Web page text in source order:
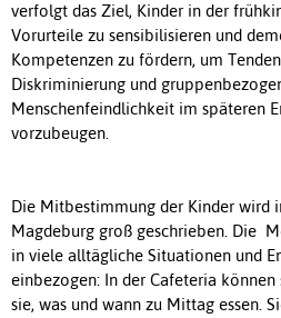
verfolgt das Ziel, Kinder in der
Vorurteile zu sensibilisieren und
Kompetenzen zu fördern, um
Diskriminierung und
Menschenfeindlichkeit im späteren
vorzubeugen.
Die Mitbestimmung der Kinder wird
Magdeburg groß geschrieben. Die
in viele alltägliche Situationen und
einbezogen: In der Cafeteria können
sie, was und wann zu Mittag essen.